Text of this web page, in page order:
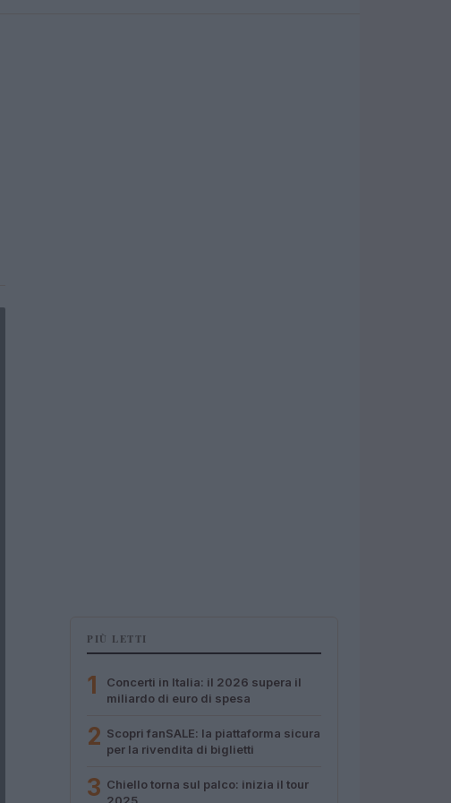
PIÙ LETTI
1
Concerti in Italia: il 2026 supera il
miliardo di euro di spesa
2 Scopri fanSALE: la piattaforma sicura
per la rivendita di biglietti
3 Chiello torna sul palco: inizia il tour